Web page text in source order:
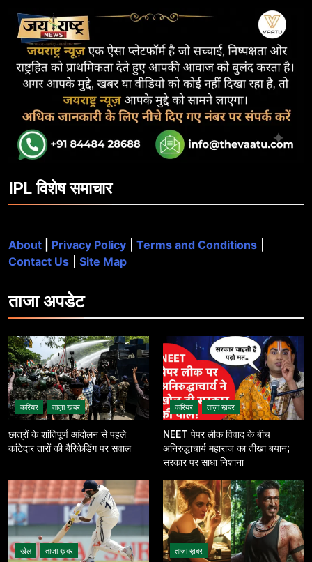
IPL विशेष समाचार
About Privacy Policy Terms and Conditions
Contact Us
Site Map
ताजाअपडेट
करियर ताज़ा ख़बर
छात्रों के शांतिपूर्ण आंदोलन से पहले
कांटेदार तारों की बैरिकेडिंग पर सवाल
करियर ताज़ा ख़बर
NEET पेपर लीक विवाद के बीच
अनिरुद्धाचार्य महाराज का तीखा बयान;
सरकार पर साधा निशाना
खेल ताज़ा ख़बर ताज़ा ख़बर